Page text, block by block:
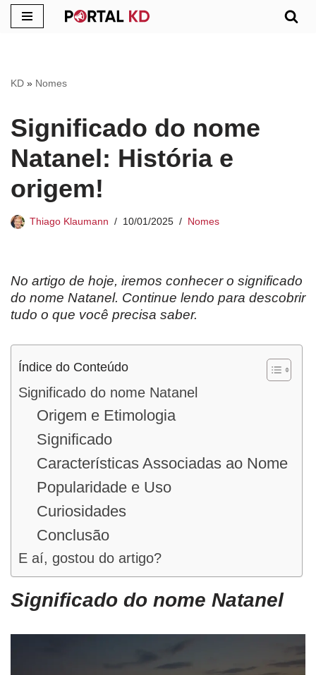
conteúdo
KD » Nomes
Significado do nome
Natanel: História e
origem!
Thiago Klaumann 10/01/2025 Nomes
No artigo de hoje, iremos conhecer o significado
do nome Natanel. Continue lendo para descobrir
tudo o que você precisa saber.
Índice do Conteúdo
Significado do nome Natanel
Origem e Etimologia
Significado
Características Associadas ao Nome
Popularidade e Uso
Curiosidades
Conclusão
E aí, gostou do artigo?
Significado do nome Natanel